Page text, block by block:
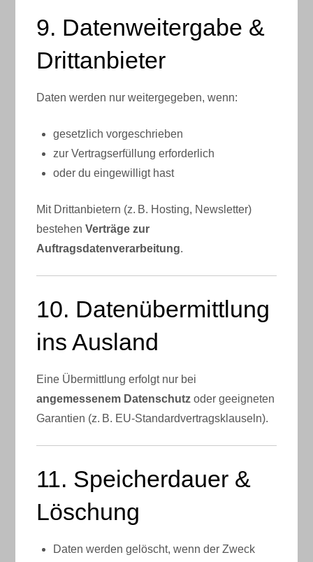
9. Datenweitergabe &
Drittanbieter
Daten werden nur weitergegeben, wenn:
gesetzlich vorgeschrieben
zur Vertragserfüllung erforderlich
oder du eingewilligt hast
Mit Drittanbietern (z. B. Hosting, Newsletter)
bestehenVerträge zur
Auftragsdatenverarbeitung.
10. Datenübermittlung
ins Ausland
Eine Übermittlung erfolgt nur bei
angemessenem Datenschutz oder geeigneten
Garantien (z. B. EU-Standardvertragsklauseln).
11. Speicherdauer &
Löschung
Daten werden gelöscht, wenn der Zweck